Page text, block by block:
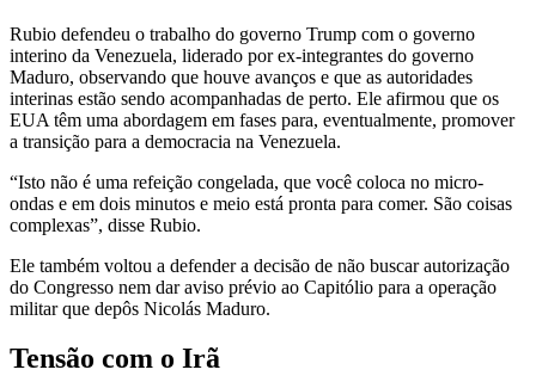
Rubio defendeu o trabalho do governo Trump com o governo
interino da Venezuela, liderado por ex-integrantes do governo
Maduro, observando que houve avanços e que as autoridades
interinas estão sendo acompanhadas de perto. Ele afirmou que os
EUA têm uma abordagem em fases para, eventualmente, promover
a transição para a democracia na Venezuela.
“Isto não é uma refeição congelada, que você coloca no micro-
ondas e em dois minutos e meio está pronta para comer. São coisas
complexas”, disse Rubio.
Ele também voltou a defender a decisão de não buscar autorização
do Congresso nem dar aviso prévio ao Capitólio para a operação
militar que depôs Nicolás Maduro.
Tensão com o Irã